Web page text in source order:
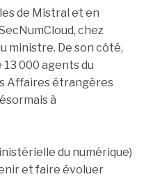
de Mistral et en
chez
ministre. De son côté,
13 000 agents du
Affaires étrangères
à
du numérique)
et faire évoluer